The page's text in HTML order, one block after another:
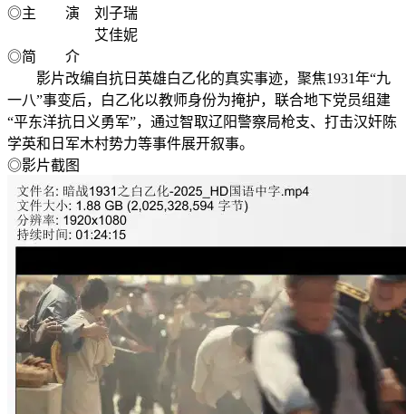
◎主 演 刘子瑞
艾佳妮
◎简 介
影片改编自抗日英雄白乙化的真实事迹，聚焦1931年“九
一八”事变后，白乙化以教师身份为掩护，联合地下党员组建
“平东洋抗日义勇军”，通过智取辽阳警察局枪支、打击汉奸陈
学英和日军木村势力等事件展开叙事。
◎影片截图